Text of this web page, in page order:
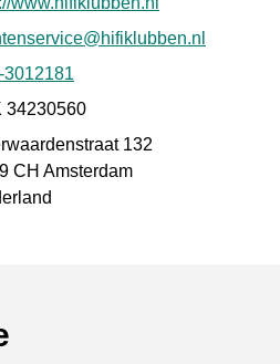
3012181
34230560
132
CH Amsterdam